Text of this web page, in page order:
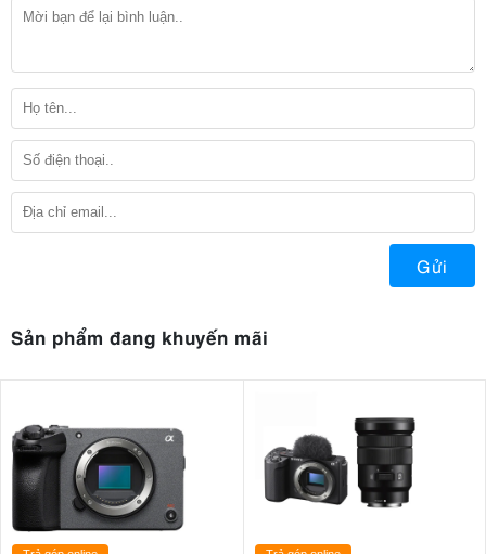
Gửi
Sản phẩm đang khuyến mãi